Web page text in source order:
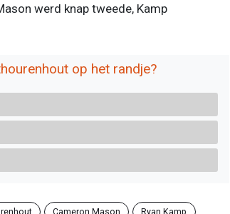
werd knap tweede, Kamp
op het randje?
Cameron Mason Ryan Kamp